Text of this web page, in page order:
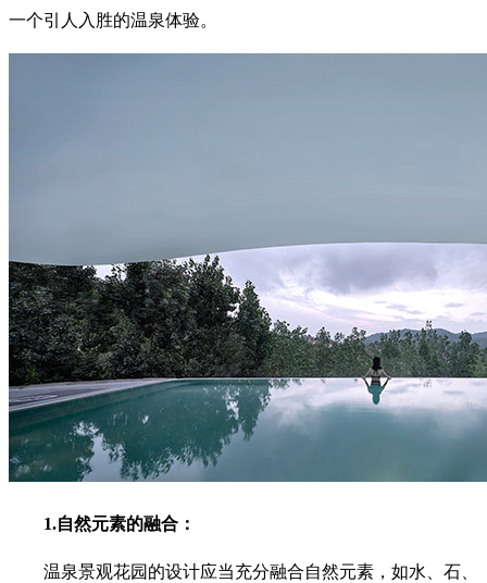
一个引人入胜的温泉体验。
1.自然元素的融合：
温泉景观花园的设计应当充分融合自然元素，如水、石、